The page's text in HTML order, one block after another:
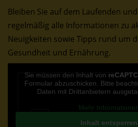
Bleiben Sie auf dem Laufenden
regelmäßig alle Informationen zu
Neuigkeiten sowie Tipps rund um
Gesundheit und Ernährung.
Sie müssen den Inhalt von
Formular abzuschicken. Bitte
Daten mit Drittanbietern
Mehr
Inhalt entsperren